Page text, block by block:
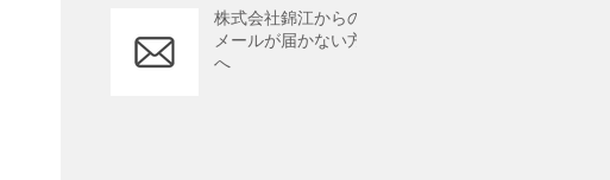
株式会社錦江からの
メールが届かない方
へ